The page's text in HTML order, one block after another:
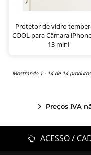
Protetor de vidro
COOL para Câmara
13 mini
Mostrando 1 - 14 de 14 produtos
Preços IVA
ACESSO /